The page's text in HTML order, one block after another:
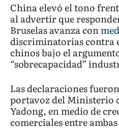
China elevó el tono
al advertir que
Bruselas avanza con
discriminatorias contra
chinos bajo el
“sobrecapacidad”
Las declaraciones
portavoz del Ministerio
Yadong, en medio de
comerciales entre